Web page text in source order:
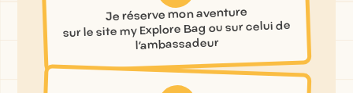
Je réserve mon aventure
sur le site my Explore Bag ou sur celui de
l’ambassadeur